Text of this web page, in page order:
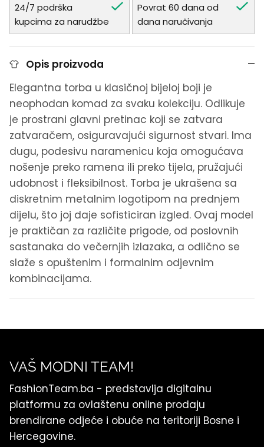
24/7 podrška
kupcima za narudžbe
Povrat 60 dana od
dana naručivanja
Opis proizvoda
Elegantna torba u klasičnoj bijeloj boji je
neophodan komad za svaku kolekciju. Odlikuje
je prostrani glavni pretinac koji se zatvara
zatvaračem, osiguravajući sigurnost stvari. Ima
dugu, podesivu naramenicu koja omogućava
nošenje preko ramena ili preko tijela, pružajući
udobnost i fleksibilnost. Torba je ukrašena sa
diskretnim metalnim logotipom na prednjem
dijelu, što joj daje sofisticiran izgled. Ovaj model
je praktičan za različite prigode, od poslovnih
sastanaka do večernjih izlazaka, a odlično se
slaže s opuštenim i formalnim odjevnim
kombinacijama.
VAŠ MODNI TEAM!
FashionTeam.ba - predstavlja digitalnu
platformu za ovlaštenu online prodaju
brendirane odjeće i obuće na teritoriji Bosne i
Hercegovine.